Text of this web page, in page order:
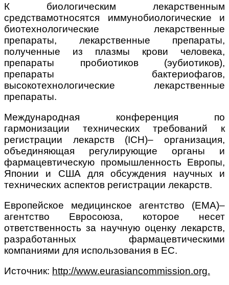
К биологическим лекарственным
средствамотносятся иммунобиологические и
биотехнологические лекарственные
препараты, лекарственные препараты,
полученные из плазмы крови человека,
препараты пробиотиков (эубиотиков),
препараты бактериофагов,
высокотехнологические лекарственные
препараты.
Международная конференция по
гармонизации технических требований к
регистрации лекарств (ICH)– организация,
объединяющая регулирующие органы и
фармацевтическую промышленность Европы,
Японии и США для обсуждения научных и
технических аспектов регистрации лекарств.
Европейское медицинское агентство (ЕМА)–
агентство Евросоюза, которое несет
ответственность за научную оценку лекарств,
разработанных фармацевтическими
компаниями для использования в ЕС.
Источник: http://www.eurasiancommission.org.